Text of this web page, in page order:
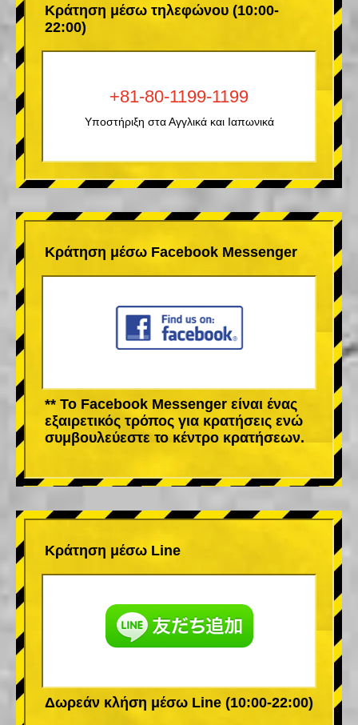
Κράτηση μέσω τηλεφώνου (10:00-
22:00)
+81-80-1199-1199
Υποστήριξη στα Αγγλικά και Ιαπωνικά
Κράτηση μέσω Facebook Messenger
** Το Facebook Messenger είναι ένας
εξαιρετικός τρόπος για κρατήσεις ενώ
συμβουλεύεστε το κέντρο κρατήσεων.
Κράτηση μέσω Line
Δωρεάν κλήση μέσω Line (10:00-22:00)